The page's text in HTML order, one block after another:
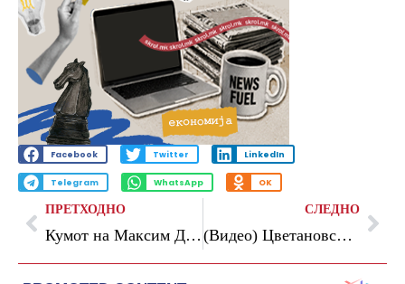
Facebook Twitter LinkedIn
Telegram WhatsApp OK
ПРЕТХОДНО
Кумот на Максим Димитриевски со уште еден бизнис бум во Куманово после скандалот со земјиштето за „Лидл”, велат од Левица
СЛЕДНО
(Видео) Цветановски: Мицкоски ги излажа граѓаните и за економијата, му пропадна лажниот патриотизам